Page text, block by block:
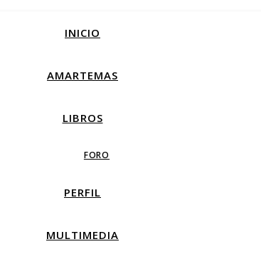
INICIO
AMARTEMAS
LIBROS
FORO
PERFIL
MULTIMEDIA